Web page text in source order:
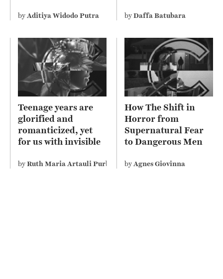
Agama Kita?
byAditiya Widodo Putra byDaffa Batubara
Teenage years are
glorified and
romanticized, yet
for us with invisible
differently
byRuth Maria Artauli Purba
How The Shift in
Horror from
Supernatural Fear
to Dangerous Men
Screen
byAgnes Giovinna